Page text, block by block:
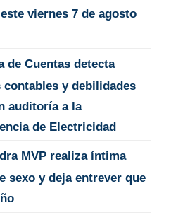
viernes 7 de agosto
de Cuentas detecta
y debilidades
auditoría a la
de Electricidad
MVP realiza íntima
sexo y deja entrever que